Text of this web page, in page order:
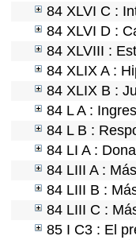
84 XLVI C :
84 XLVI D :
84 XLVIII :
84 XLIX A :
84 XLIX B :
84 L A :
84 L B :
84 LI A :
84 LIII A :
84 LIII B :
84 LIII C :
85 I C3 : El